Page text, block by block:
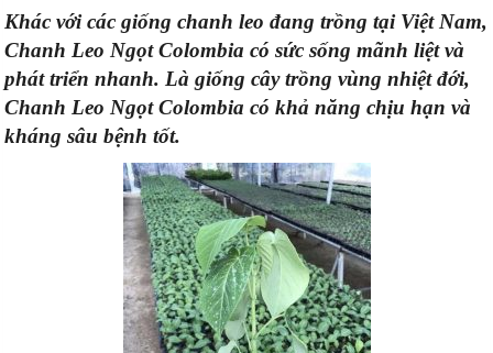
Khác với các giống chanh leo đang trồng tại Việt Nam,
Chanh Leo Ngọt Colombia có sức sống mãnh liệt và
phát triển nhanh. Là giống cây trồng vùng nhiệt đới,
Chanh Leo Ngọt Colombia có khả năng chịu hạn và
kháng sâu bệnh tốt.